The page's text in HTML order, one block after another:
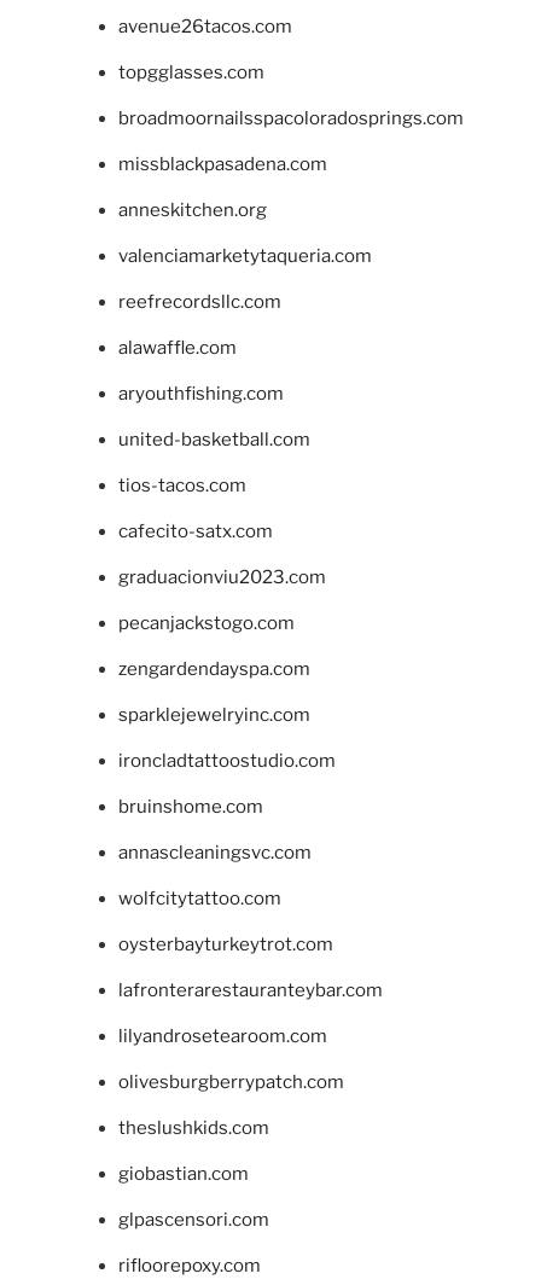
avenue26tacos.com
topgglasses.com
broadmoornailsspacoloradosprings.com
missblackpasadena.com
anneskitchen.org
valenciamarketytaqueria.com
reefrecordsllc.com
alawaffle.com
aryouthfishing.com
united-basketball.com
tios-tacos.com
cafecito-satx.com
graduacionviu2023.com
pecanjackstogo.com
zengardendayspa.com
sparklejewelryinc.com
ironcladtattoostudio.com
bruinshome.com
annascleaningsvc.com
wolfcitytattoo.com
oysterbayturkeytrot.com
lafronterarestauranteybar.com
lilyandrosetearoom.com
olivesburgberrypatch.com
theslushkids.com
giobastian.com
glpascensori.com
rifloorepoxy.com